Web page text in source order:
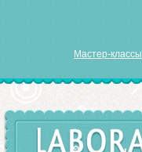
Мастер-классы